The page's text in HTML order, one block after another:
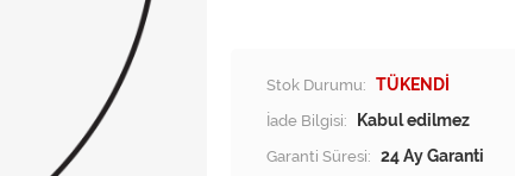
Stok Durumu: TÜKENDİ
İade Bilgisi:
Garanti Süresi: 24 Ay Garanti